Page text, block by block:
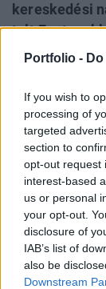
Portfolio -
If you wish to
processing of
targeted
section to
opt-out request
interest-based
us or personal
your opt-out.
disclosure of
IAB’s list of
also be
Downstream
kereskedési
hatalmas
három
mutatott.
heves
befektetõket
kapcsolatos
múlt pénteki
merülni.
blue
a BUX 2,1, a